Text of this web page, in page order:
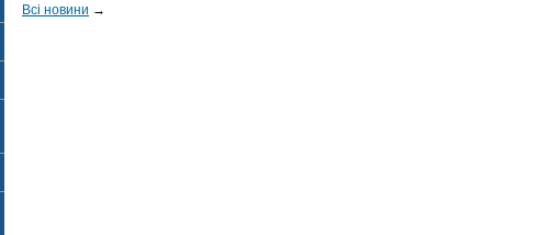
Всі новини →